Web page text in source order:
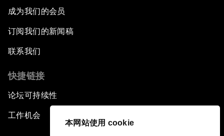
本网站使用 cookie
成为我们的会员
订阅我们的新闻稿
联系我们
快捷链接
论坛可持续性
工作机会